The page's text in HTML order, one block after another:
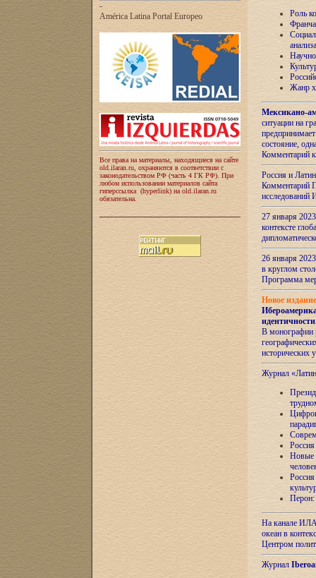
-
América Latina Portal Europeo
Все права на материалы, находящиеся на сайте
old.ilaran.ru, охраняются в соответствии с
законодательством РФ (часть 4 ГК РФ). При
любом использовании материалов сайта
гиперссылка (hyperlink) на old.ilaran.ru
обязательна.
Роль
анализа
Жанр
Мексикано-
ситуации на
состояние,
Комментарий
Россия и
Комментарий
27 января
контексте
26 января
в круглом
Программа
Новое
идентичности
В монографии
исторических
Журнал
Новые
Перон:
На канале
океан в
Центром
Журнал